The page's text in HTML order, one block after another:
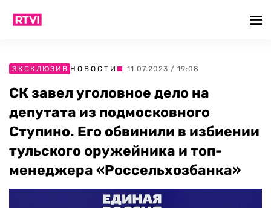
ЭКСКЛЮЗИВ НОВОСТИ | 11.07.2023 / 19:08
СК завел уголовное дело на
депутата из подмосковного
Ступино. Его обвинили в избиении
тульского оружейника и топ-
менеджера «Россельхозбанка»